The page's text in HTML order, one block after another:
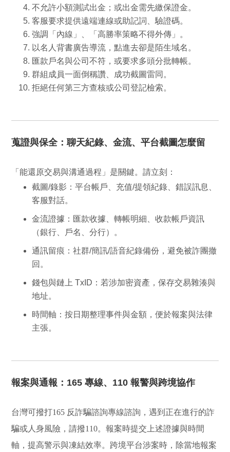
不允許小額測試出金；或出金需先繳保證金。
客服要求提供遠端連線或助記詞、驗證碼。
強調「內線」、「高勝率策略不得外傳」。
以名人背書廣告導流，點進去卻是陌生域名。
匯款戶名與公司不符，或要求多頭分批轉帳。
群組成員一面倒稱讚、成功截圖雷同。
拒絕任何第三方查核或公司登記檢索。
蒐證與保全：聊天紀錄、金流、平台截圖怎麼留
「能還原交易與溝通過程」是關鍵。請立刻：
截圖/錄影 ：平台帳戶、充值/提領紀錄、錯誤訊息、
客服對話。
金流證據 ：匯款收據、轉帳明細、收款帳戶資訊
（銀行、戶名、分行）。
通訊留痕 ：社群/簡訊/語音紀錄備份，避免被詐團撤
回。
錢包與鏈上 TxID ：若涉加密資產，保存交易雜湊與
地址。
時間軸 ：按日期整理事件與金額，便於報案與法律
主張。
報案與通報：165 專線、110 報警與跨境協作
台灣可撥打165 反詐騙諮詢專線諮詢，遇到正在進行的詐
騙或人身風險，請撥110。報案時提交上述證據與時間
軸，提高警示與凍結效率。跨境平台涉案時，除當地報案